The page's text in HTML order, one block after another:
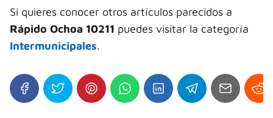
Si quieres conocer otros artículos parecidos a
Rápido Ochoa 10211 puedes visitar la categoría
Intermunicipales.